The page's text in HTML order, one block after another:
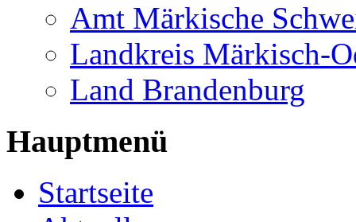
Amt Märkische
Landkreis Märkisch-
Land Brandenburg
Hauptmenü
Startseite